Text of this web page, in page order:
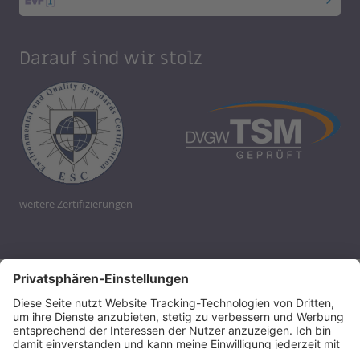
Darauf sind wir stolz
weitere Zertifizierungen
Copyright 2020, Energieversorgung Filstal GmbH & Co.
KG
Barrierefreiheit